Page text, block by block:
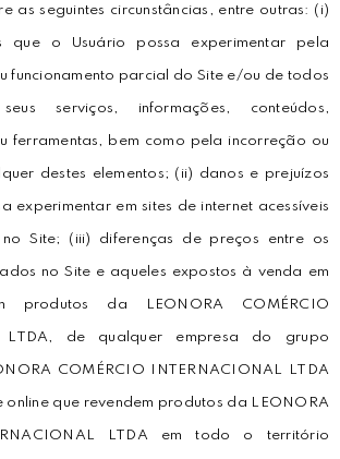
as seguintes circunstâncias, entre outras: (i)
que o Usuário possa experimentar pela
funcionamento parcial do Site e/ou de todos
serviços, informações, conteúdos,
ferramentas, bem como pela incorreção ou
destes elementos; (ii) danos e prejuízos
experimentar em sites de internet acessíveis
no Site; (iii) diferenças de preços entre os
no Site e aqueles expostos à venda em
produtos da LEONORA COMÉRCIO
LTDA, de qualquer empresa do grupo
COMÉRCIO INTERNACIONAL LTDA
online que revendem produtos da LEONORA
LTDA em todo o território